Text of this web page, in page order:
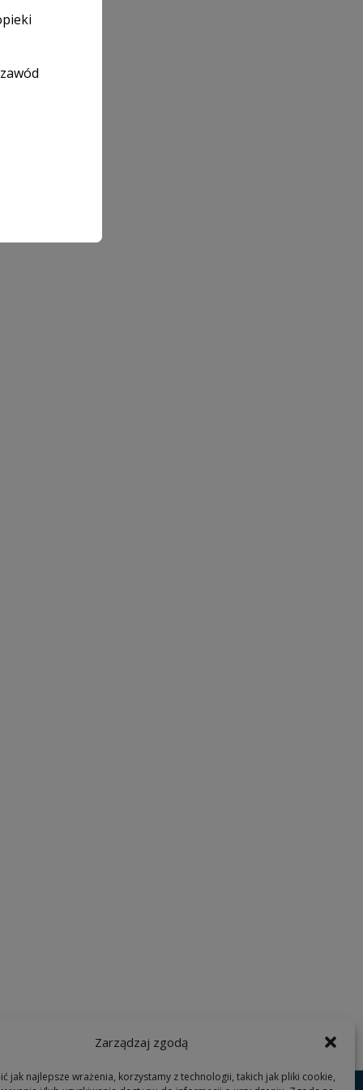
Zarządzaj zgodą
jak najlepsze wrażenia, korzystamy z technologii, takich jak pliki cookie,